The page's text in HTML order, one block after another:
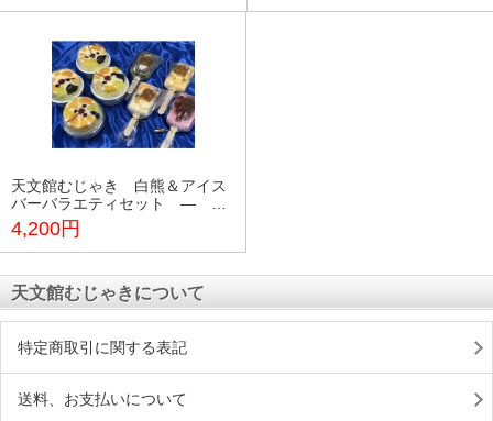
天文館むじゃき 白熊＆アイス
バーバラエティセット ― 鹿
児島名物 白くま《かき氷》
4,200円
天文館むじゃきについて
特定商取引に関する表記
送料、お支払いについて